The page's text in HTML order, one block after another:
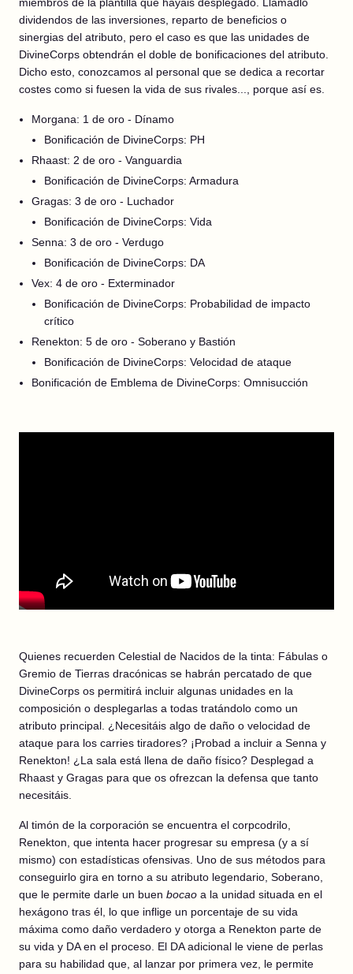
dividendos de las inversiones, reparto de beneficios o
sinergias del atributo, pero el caso es que las unidades de
DivineCorps obtendrán el doble de bonificaciones del atributo.
Dicho esto, conozcamos al personal que se dedica a recortar
costes como si fuesen la vida de sus rivales..., porque así es.
Morgana: 1 de oro - Dínamo
Bonificación de DivineCorps: PH
Rhaast: 2 de oro - Vanguardia
Bonificación de DivineCorps: Armadura
Gragas: 3 de oro - Luchador
Bonificación de DivineCorps: Vida
Senna: 3 de oro - Verdugo
Bonificación de DivineCorps: DA
Vex: 4 de oro - Exterminador
Bonificación de DivineCorps: Probabilidad de impacto
crítico
Renekton: 5 de oro - Soberano y Bastión
Bonificación de DivineCorps: Velocidad de ataque
Bonificación de Emblema de DivineCorps: Omnisucción
Quienes recuerden Celestial de Nacidos de la tinta: Fábulas o
Gremio de Tierras dracónicas se habrán percatado de que
DivineCorps os permitirá incluir algunas unidades en la
composición o desplegarlas a todas tratándolo como un
atributo principal. ¿Necesitáis algo de daño o velocidad de
ataque para los carries tiradores? ¡Probad a incluir a Senna y
Renekton! ¿La sala está llena de daño físico? Desplegad a
Rhaast y Gragas para que os ofrezcan la defensa que tanto
necesitáis.
Al timón de la corporación se encuentra el corpcodrilo,
Renekton, que intenta hacer progresar su empresa (y a sí
mismo) con estadísticas ofensivas. Uno de sus métodos para
conseguirlo gira en torno a su atributo legendario, Soberano,
que le permite darle un buen bocao a la unidad situada en el
hexágono tras él, lo que inflige un porcentaje de su vida
máxima como daño verdadero y otorga a Renekton parte de
su vida y DA en el proceso. El DA adicional le viene de perlas
para su habilidad que, al lanzar por primera vez, le permite